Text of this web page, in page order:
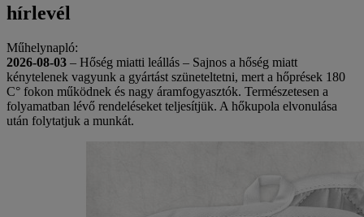
hírlevél
Műhelynapló:
2026-08-03 – Hőség miatti leállás – Sajnos a hőség miatt
kénytelenek vagyunk a gyártást szüneteltetni, mert a hőprések 180
C° fokon működnek és nagy áramfogyasztók. Természetesen a
folyamatban lévő rendeléseket teljesítjük. A hőkupola elvonulása
után folytatjuk a munkát.